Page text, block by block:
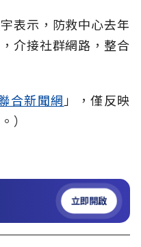
表示，防救中心去年
介接社群網路，整合
合新聞網 」，僅反映
）
立即開啟